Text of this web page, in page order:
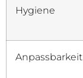
Hygiene
Anpassbarkeit